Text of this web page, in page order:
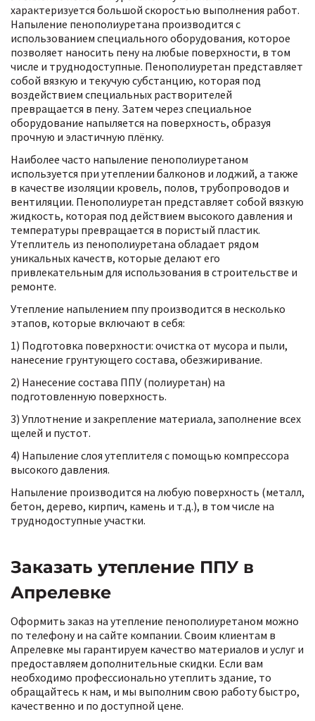
характеризуется большой скоростью выполнения работ.
Напыление пенополиуретана производится с
использованием специального оборудования, которое
позволяет наносить пену на любые поверхности, в том
числе и труднодоступные. Пенополиуретан представляет
собой вязкую и текучую субстанцию, которая под
воздействием специальных растворителей
превращается в пену. Затем через специальное
оборудование напыляется на поверхность, образуя
прочную и эластичную плёнку.
Наиболее часто напыление пенополиуретаном
используется при утеплении балконов и лоджий, а также
в качестве изоляции кровель, полов, трубопроводов и
вентиляции. Пенополиуретан представляет собой вязкую
жидкость, которая под действием высокого давления и
температуры превращается в пористый пластик.
Утеплитель из пенополиуретана обладает рядом
уникальных качеств, которые делают его
привлекательным для использования в строительстве и
ремонте.
Утепление напылением ппу производится в несколько
этапов, которые включают в себя:
1) Подготовка поверхности: очистка от мусора и пыли,
нанесение грунтующего состава, обезжиривание.
2) Нанесение состава ППУ (полиуретан) на
подготовленную поверхность.
3) Уплотнение и закрепление материала, заполнение всех
щелей и пустот.
4) Напыление слоя утеплителя с помощью компрессора
высокого давления.
Напыление производится на любую поверхность (металл,
бетон, дерево, кирпич, камень и т.д.), в том числе на
труднодоступные участки.
Заказать утепление ППУ в
Апрелевке
Оформить заказ на утепление пенополиуретаном можно
по телефону и на сайте компании. Своим клиентам в
Апрелевке мы гарантируем качество материалов и услуг и
предоставляем дополнительные скидки. Если вам
необходимо профессионально утеплить здание, то
обращайтесь к нам, и мы выполним свою работу быстро,
качественно и по доступной цене.